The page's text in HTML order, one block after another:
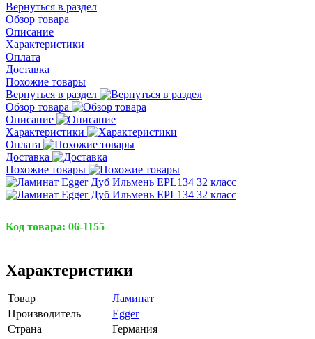
Вернуться в раздел
Обзор товара
Описание
Характеристики
Оплата
Доставка
Похожие товары
Вернуться в раздел
Обзор товара
Описание
Характеристики
Оплата
Доставка
Похожие товары
Код товара: 06-1155
Характеристики
Товар
Ламинат
Производитель
Egger
Страна
Германия